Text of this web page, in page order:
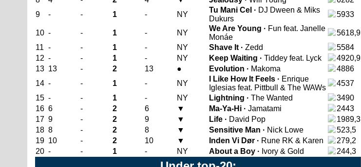
9
- - 1 - NY
Tu Mani Cel · DJ Dween & Miks
Dukurs
5933
10 - - 1 - NY
We Are Young · Fun feat. Janelle
Monáe
5618,9
11 - - 1 - NY Shave It · Zedd
5584
12 - - 1 - NY Keep Waiting · Tiddey feat. Lyck
4920,9
13 13 - 2 13 ● Evolution · Makoma
4886
14 - - 1 - NY
I Like How It Feels · Enrique
Iglesias feat. Pittbull & The WAWs
4537
15 - - 1 - NY Lightning · The Wanted
3490
16 6 - 2 6 ▼ Ma-Ya-Hi · Jamatami
2443
17 9 - 2 9 ▼ Life · David Pop
1989,3
18 8 - 2 8 ▼ Sensitive Man · Nick Lowe
523,5
19 10 - 2 10 ▼ Inden Vi Dør · Rune RK & Karen
279,2
20 - - 1 - NY About a Boy · Ivory & Gold 244,3